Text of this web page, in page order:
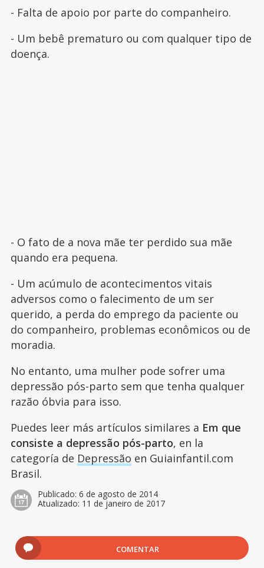
- Falta de apoio por parte do companheiro.
- Um bebê prematuro ou com qualquer tipo de
doença.
- O fato de a nova mãe ter perdido sua mãe
quando era pequena.
- Um acúmulo de acontecimentos vitais
adversos como o falecimento de um ser
querido, a perda do emprego da paciente ou
do companheiro, problemas econômicos ou de
moradia.
No entanto, uma mulher pode sofrer uma
depressão pós-parto sem que tenha qualquer
razão óbvia para isso.
Puedes leer más artículos similares a Em que
consiste a depressão pós-parto, en la
categoría de Depressão en Guiainfantil.com
Brasil.
Publicado: 6 de agosto de 2014
Atualizado: 11 de janeiro de 2017
COMENTAR